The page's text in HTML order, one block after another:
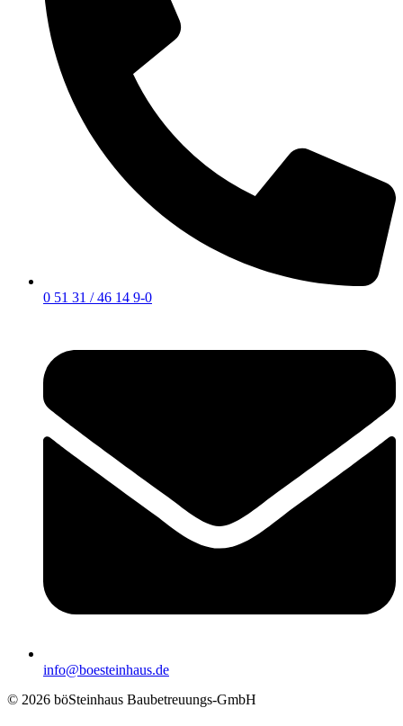
0 51 31 / 46 14 9-0
info@boesteinhaus.de
© 2026 böSteinhaus Baubetreuungs-GmbH